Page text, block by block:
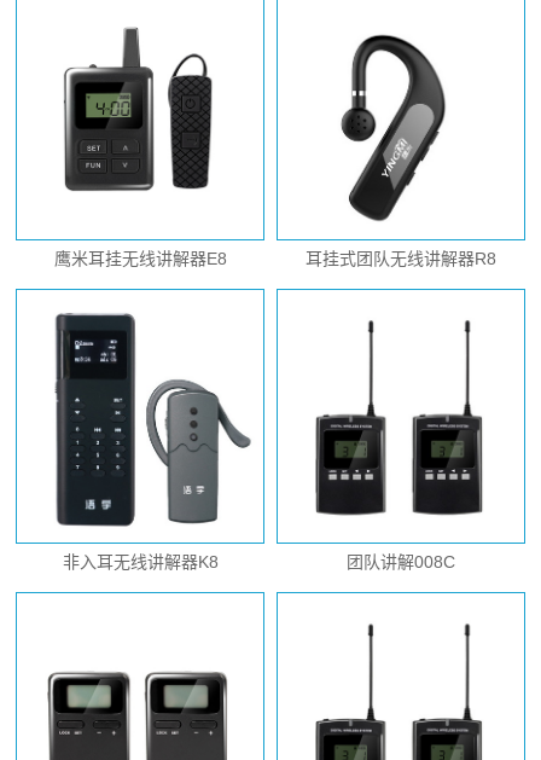
鹰米耳挂无线讲解器E8 耳挂式团队无线讲解器R8
非入耳无线讲解器K8 团队讲解008C